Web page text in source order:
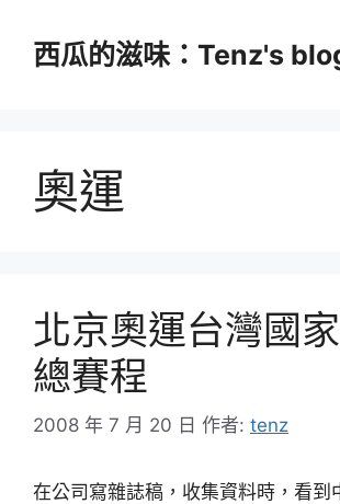
西瓜的滋味：Tenz's
奧運
北京奧運台灣國
總賽程
2008 年 7 月 20 日 作者: tenz
在公司寫雜誌稿，收集資料時，看到